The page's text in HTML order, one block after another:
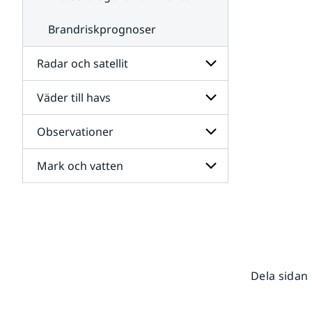
Brandriskprognoser
Radar och satellit
Undersidor
för
Radar
och
satellit
Väder till havs
Undersidor
för
Väder
till
havs
Observationer
Undersidor
för
Mark och vatten
Dela sidan